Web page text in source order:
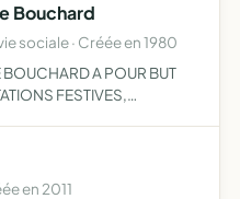
Bouchard
sociale · Créée en 1980
BOUCHARD A POUR BUT
FESTIVES,
SUSCEPTIBLES D…
en 2011